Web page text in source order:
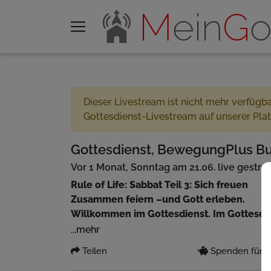
MeinG
Dieser Livestream ist nicht mehr
Gottesdienst-Livestream auf unserer
Gottesdienst, BewegungPlus
Vor 1 Monat, Sonntag am 21.06. live
Rule of Life: Sabbat Teil 3: Sich freuen
Zusammen feiern –und Gott erleben.
Willkommen im Gottesdienst. Im
Generationen hinweg. Lebensnahe
Musik und das Gespräch miteinander
findest du auf unserem Youtube-Kanal:
...mehr
Teilen Spenden für